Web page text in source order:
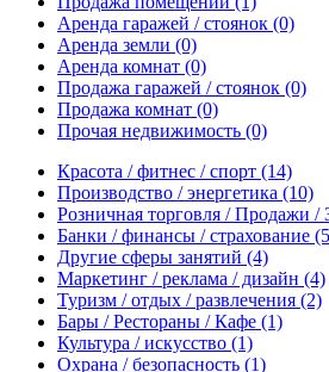
Аренда гаражей / стоянок (0)
Аренда земли (0)
Аренда комнат (0)
Продажа гаражей / стоянок (0)
Продажа комнат (0)
Прочая недвижимость (0)
Красота / фитнес / спорт (14)
Производство / энергетика (10)
Розничная торговля / Продажи /
Банки / финансы / страхование
Другие сферы занятий (4)
Маркетинг / реклама / дизайн (4)
Туризм / отдых / развлечения (2)
Бары / Рестораны / Кафе (1)
Культура / искусство (1)
Охрана / безопасность (1)